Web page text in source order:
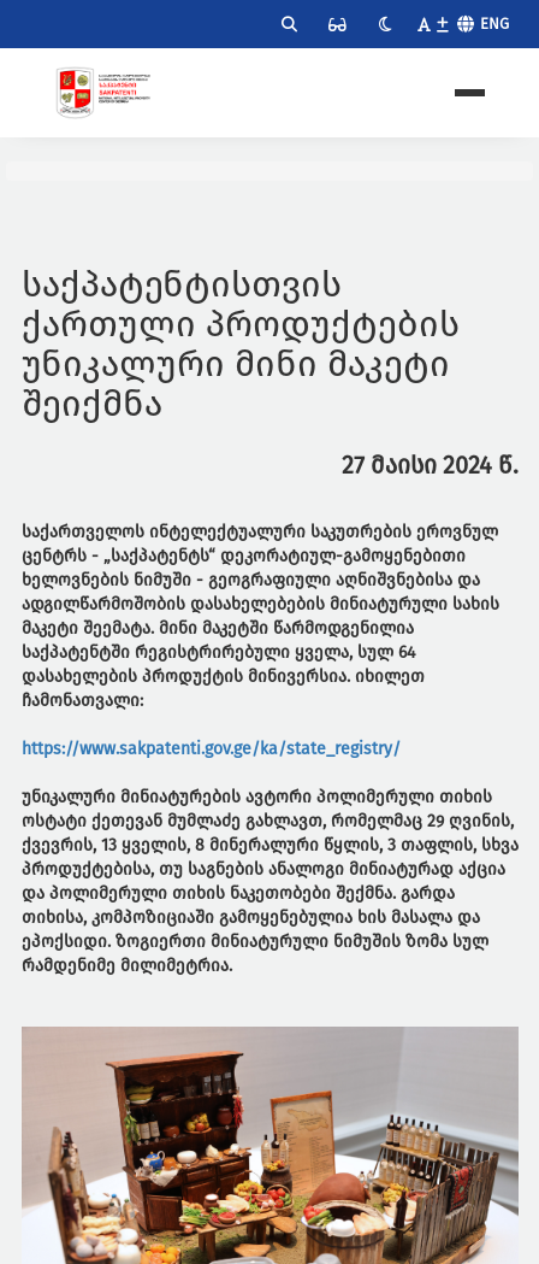
ENG
საქპატენტისთვის
ქართული პროდუქტების
უნიკალური მინი მაკეტი
შეიქმნა
27 მაისი 2024 წ.
საქართველოს ინტელექტუალური საკუთრების ეროვნულ
ცენტრს - „საქპატენტს“ დეკორატიულ-გამოყენებითი
ხელოვნების ნიმუში - გეოგრაფიული აღნიშვნებისა და
ადგილწარმოშობის დასახელებების მინიატურული სახის
მაკეტი შეემატა. მინი მაკეტში წარმოდგენილია
საქპატენტში რეგისტრირებული ყველა, სულ 64
დასახელების პროდუქტის მინივერსია. იხილეთ
ჩამონათვალი:
https://www.sakpatenti.gov.ge/ka/state_registry/
უნიკალური მინიატურების ავტორი პოლიმერული თიხის
ოსტატი ქეთევან მუმლაძე გახლავთ, რომელმაც 29 ღვინის,
ქვევრის, 13 ყველის, 8 მინერალური წყლის, 3 თაფლის, სხვა
პროდუქტებისა, თუ საგნების ანალოგი მინიატურად აქცია
და პოლიმერული თიხის ნაკეთობები შექმნა. გარდა
თიხისა, კომპოზიციაში გამოყენებულია ხის მასალა და
ეპოქსიდი. ზოგიერთი მინიატურული ნიმუშის ზომა სულ
რამდენიმე მილიმეტრია.